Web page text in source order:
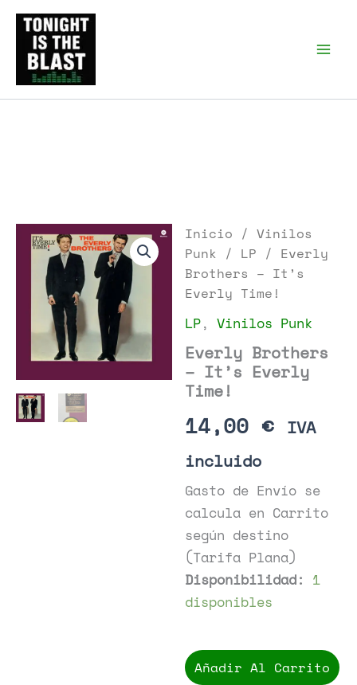
contenido
Inicio /Vinilos
Punk / LP / Everly
Brothers – It’s
Everly Time!
LP,Vinilos Punk
Everly Brothers
– It’s Everly
Time!
14,00 € IVA
incluido
Gasto de Envío se
calcula en Carrito
según destino
(Tarifa Plana)
Disponibilidad: 1
disponibles
Brothers
- Añadir Al Carrito